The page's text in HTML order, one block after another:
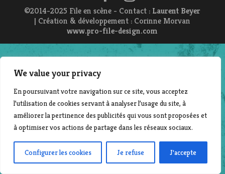
We value your privacy
En poursuivant votre navigation sur ce site, vous acceptez
l’utilisation de cookies servant à analyser l’usage du site, à
améliorer la pertinence des publicités qui vous sont proposées et
à optimiser vos actions de partage dans les réseaux sociaux.
Configurer les cookies Je refuse J'accepte
©2014-2025 File en scène - Contact : Laurent Beyer
| Création & développement : Corinne Morvan
www.pro-file-design.com